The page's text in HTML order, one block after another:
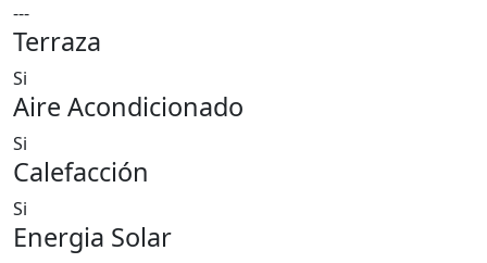
---
Terraza
Si
Aire Acondicionado
Si
Calefacción
Si
Energia Solar